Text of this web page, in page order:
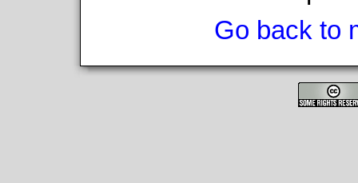
Go back to